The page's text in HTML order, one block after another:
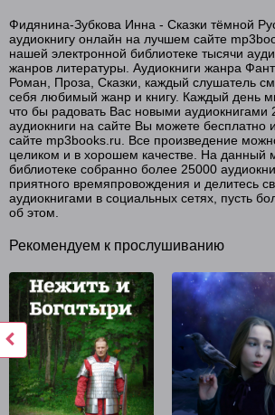
Фидянина-Зубкова Инна - Сказки тёмной
аудиокнигу онлайн на лучшем сайте
нашей электронной библиотеке тысячи
жанров литературы. Аудиокниги жанра
Роман, Проза, Сказки, каждый слушатель
себя любимый жанр и книгу. Каждый день
что бы радовать Вас новыми аудиокнигами
аудиокниги на сайте Вы можете бесплатно
сайте mp3books.ru. Все произведение
целиком и в хорошем качестве. На данный
библиотеке собранно более 25000
приятного времяпровождения и делитесь
аудиокнигами в социальных сетях, пусть
об этом.
Рекомендуем к прослушиванию